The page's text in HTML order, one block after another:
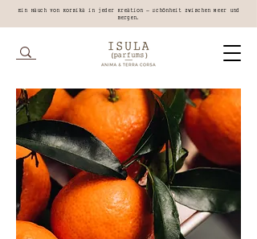
Ein Hauch von Korsika in jeder Kreation – Schönheit zwischen Meer und
Bergen.